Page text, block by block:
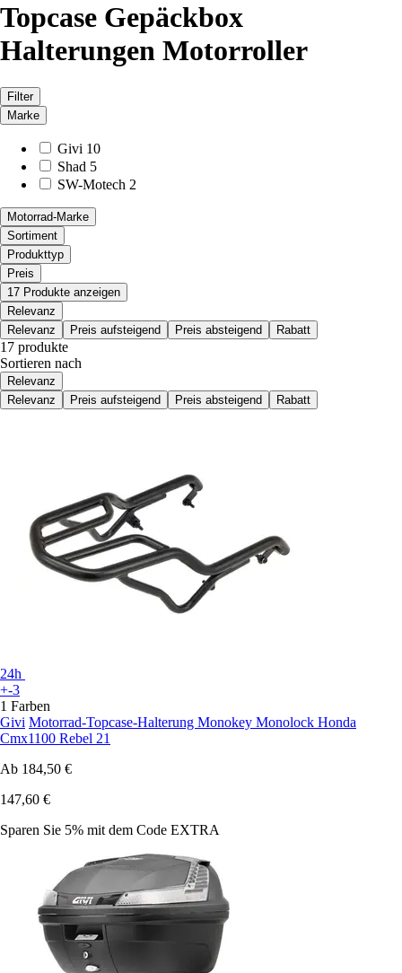
Topcase Gepäckbox
Halterungen Motorroller
Filter
Marke
Givi 10
Shad 5
SW-Motech 2
Motorrad-Marke
Sortiment
Produkttyp
Preis
17 Produkte anzeigen
Relevanz
Relevanz
Preis aufsteigend Preis absteigend Rabatt
17 produkte
Sortieren nach
Relevanz
Relevanz
Preis aufsteigend Preis absteigend Rabatt
24h
+-3
1 Farben
Givi Motorrad-Topcase-Halterung Monokey Monolock Honda
Cmx1100 Rebel 21
Ab 184,50 €
147,60 €
Sparen Sie 5% mit dem Code EXTRA